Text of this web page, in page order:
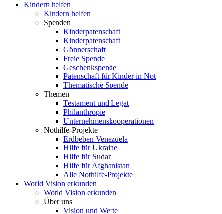
Kindern helfen
Kindern helfen
Spenden
Kinderpatenschaft
Kinderpatenschaft
Gönnerschaft
Freie Spende
Geschenkspende
Patenschaft für Kinder in Not
Thematische Spende
Themen
Testament und Legat
Philanthropie
Unternehmenskooperationen
Nothilfe-Projekte
Erdbeben Venezuela
Hilfe für Ukraine
Hilfe für Sudan
Hilfe für Afghanistan
Alle Nothilfe-Projekte
World Vision erkunden
World Vision erkunden
Über uns
Vision und Werte